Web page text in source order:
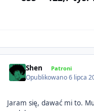
Shen Patroni
Opublikowano6 lipca
Jaram się, dawać mi to.